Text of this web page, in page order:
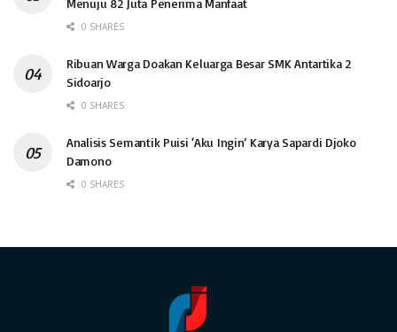
0 SHARES
Ribuan Warga Doakan Keluarga Besar SMK Antartika 2
Sidoarjo
0 SHARES
Analisis Semantik Puisi ‘Aku Ingin’ Karya Sapardi Djoko
Damono
0 SHARES